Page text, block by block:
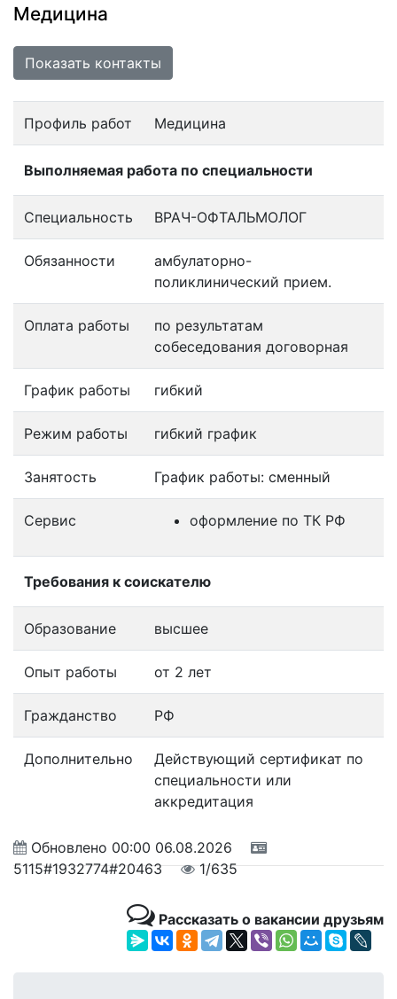
Медицина
Показать контакты
Профиль работ Медицина
Выполняемая работа по специальности
Специальность ВРАЧ-ОФТАЛЬМОЛОГ
Обязанности
амбулаторно-
поликлинический прием.
Оплата работы
по результатам
собеседования договорная
График работы гибкий
Режим работы гибкий график
Занятость График работы: сменный
Сервис оформление по ТК РФ
Требования к соискателю
Образование высшее
Опыт работы от 2 лет
Гражданство РФ
Дополнительно
Действующий сертификат по
специальности или
аккредитация
Обновлено 00:00 06.08.2026
5115#1932774#20463
1/635
Рассказать о вакансии друзьям